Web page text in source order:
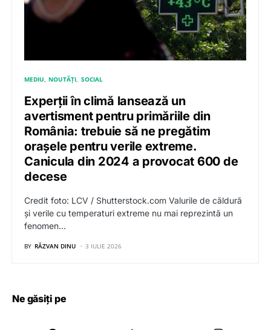
MEDIU NOUTĂȚI SOCIAL
Experții în climă lansează un
avertisment pentru primăriile din
România: trebuie să ne pregătim
orașele pentru verile extreme.
Canicula din 2024 a provocat 600 de
decese
Credit foto: LCV / Shutterstock.com Valurile de căldură
și verile cu temperaturi extreme nu mai reprezintă un
fenomen…
BY RĂZVAN DINU 3 IULIE 2026
Ne găsiți pe